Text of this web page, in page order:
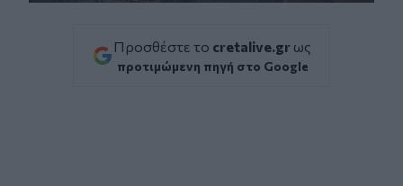
Προσθέστε το cretalive.gr ως
προτιμώμενη πηγή στο Google